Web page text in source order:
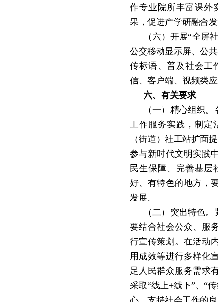
作专业院所丰富课外
果，促进产学研融合
（六）开展“全屏
公交移动显示屏、公
传标语、普及社会工
信、客户端、视频类
六、有关要求
（一）精心组织
工作服务实践，制定
（街道）社工站扩面
参与新时代文明实践
民生保障、完善基层
好、有特色的地方，
发展。
（二）突出特色
要结合社会公众、服
行宣传策划。在活动
用成效等进行多样化
足人民群众服务需求
采取“线上+线下”、“
心、支持社会工作的